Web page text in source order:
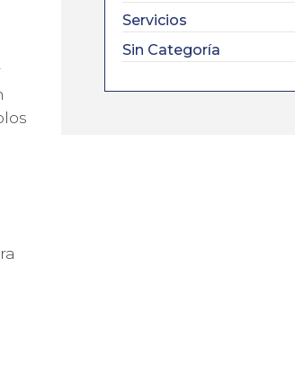
Servicios
Sin Categoría
DEL SECTOR